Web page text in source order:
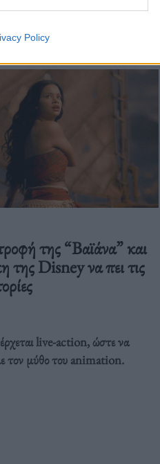
Policy
της “Βαϊάνα” και
της Disney να πει τις
live-action, ώστε να
τον μύθο του animation.